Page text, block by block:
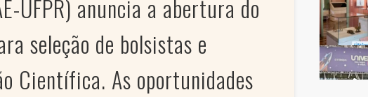
UFPR) anuncia a abertura do
seleção de bolsistas e
Científica. As oportunidades